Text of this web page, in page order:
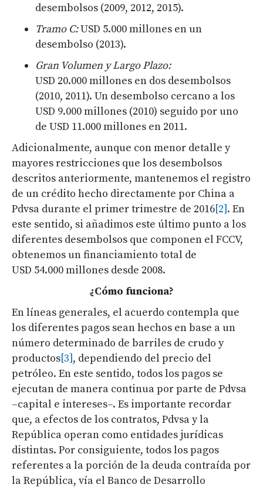
desembolsos (2009, 2012, 2015).
Tramo C:USD 5.000 millones en un
desembolso (2013).
Gran Volumen y Largo Plazo:
USD 20.000 millones en dos desembolsos
(2010, 2011). Un desembolso cercano a los
USD 9.000 millones (2010) seguido por uno
de USD 11.000 millones en 2011.
Adicionalmente, aunque con menor detalle y
mayores restricciones que los desembolsos
descritos anteriormente, mantenemos el registro
de un crédito hecho directamente por China a
Pdvsa durante el primer trimestre de 2016[2]. En
este sentido, si añadimos este último punto a los
diferentes desembolsos que componen el FCCV,
obtenemos un financiamiento total de
USD 54.000 millones desde 2008.
¿Cómo funciona?
En líneas generales, el acuerdo contempla que
los diferentes pagos sean hechos en base a un
número determinado de barriles de crudo y
productos[3], dependiendo del precio del
petróleo. En este sentido, todos los pagos se
ejecutan de manera continua por parte de Pdvsa
–capital e intereses–. Es importante recordar
que, a efectos de los contratos, Pdvsa y la
República operan como entidades jurídicas
distintas. Por consiguiente, todos los pagos
referentes a la porción de la deuda contraída por
la República, vía el Banco de Desarrollo